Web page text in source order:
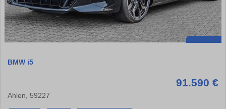
BMW i5
91.590 €
Ahlen, 59227